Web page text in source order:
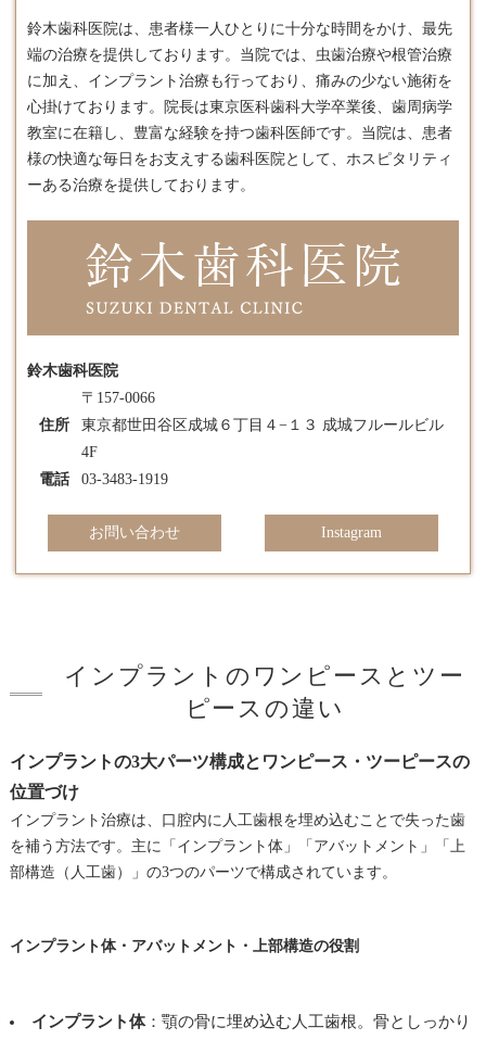
鈴木歯科医院は、患者様一人ひとりに十分な時間をかけ、最先
端の治療を提供しております。​当院では、虫歯治療や根管治療
に加え、 インプラント 治療も行っており、痛みの少ない施術を
心掛けております。​院長は東京医科歯科大学卒業後、歯周病学
教室に在籍し、豊富な経験を持つ歯科医師です。​当院は、患者
様の快適な毎日をお支えする歯科医院として、ホスピタリティ
ーある治療を提供しております。
鈴木歯科医院
住所
〒157-0066
東京都世田谷区成城６丁目４−１３ 成城フルールビル
4F
電話
03-3483-1919
お問い合わせ Instagram
インプラントのワンピースとツー
ピースの違い
インプラントの3大パーツ構成とワンピース・ツーピースの
位置づけ
インプラント治療は、口腔内に人工歯根を埋め込むことで失った歯
を補う方法です。主に「インプラント体」「アバットメント」「上
部構造（人工歯）」の3つのパーツで構成されています。
インプラント体・アバットメント・上部構造の役割
インプラント体：顎の骨に埋め込む人工歯根。骨としっかり